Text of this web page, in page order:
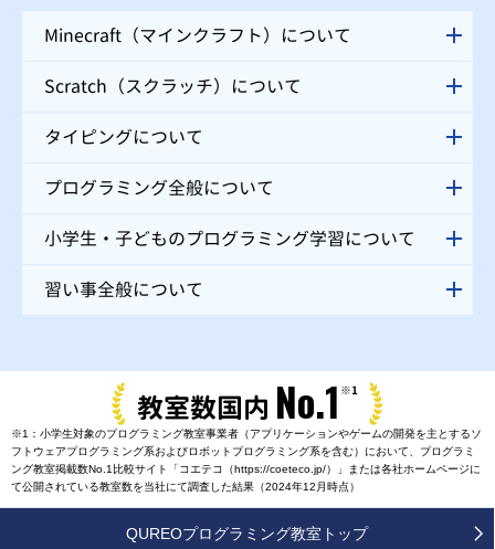
Minecraft（マインクラフト）について
Scratch（スクラッチ）について
タイピングについて
プログラミング全般について
小学生・子どものプログラミング学習について
習い事全般について
教室数国内 No.1 ※1
※1：小学生対象のプログラミング教室事業者（アプリケーションやゲームの開発を主とするソ
フトウェアプログラミング系およびロボットプログラミング系を含む）において、プログラミ
ング教室掲載数No.1比較サイト「コエテコ（https://coeteco.jp/）」または各社ホームページに
て公開されている教室数を当社にて調査した結果（2024年12月時点）
QUREOプログラミング教室トップ